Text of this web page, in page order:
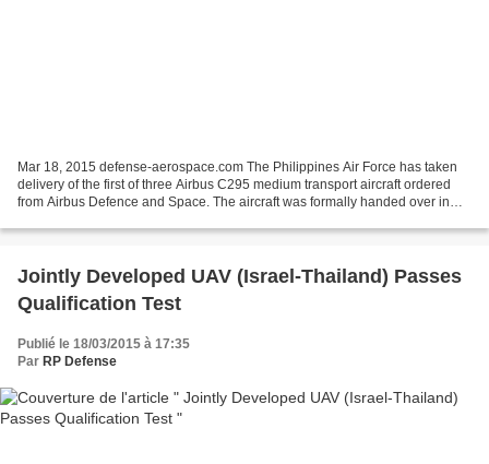
Mar 18, 2015 defense-aerospace.com The Philippines Air Force has taken
delivery of the first of three Airbus C295 medium transport aircraft ordered
from Airbus Defence and Space. The aircraft was formally handed over in
Jointly Developed UAV (Israel-Thailand) Passes
Qualification Test
Publié le 18/03/2015 à 17:35
Par RP Defense